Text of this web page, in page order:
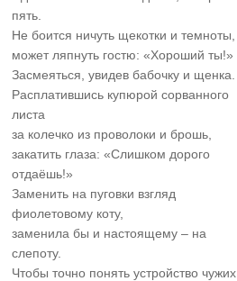
пять.
Не боится ничуть щекотки и темноты,
может ляпнуть гостю: «Хороший ты!»
Засмеяться, увидев бабочку и щенка.
Расплатившись купюрой сорванного
листа
за колечко из проволоки и брошь,
закатить глаза: «Слишком дорого
отдаёшь!»
Заменить на пуговки взгляд
фиолетовому коту,
заменила бы и настоящему – на
слепоту.
Чтобы точно понять устройство чужих